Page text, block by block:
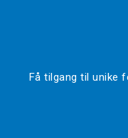
Få tilgang til unike